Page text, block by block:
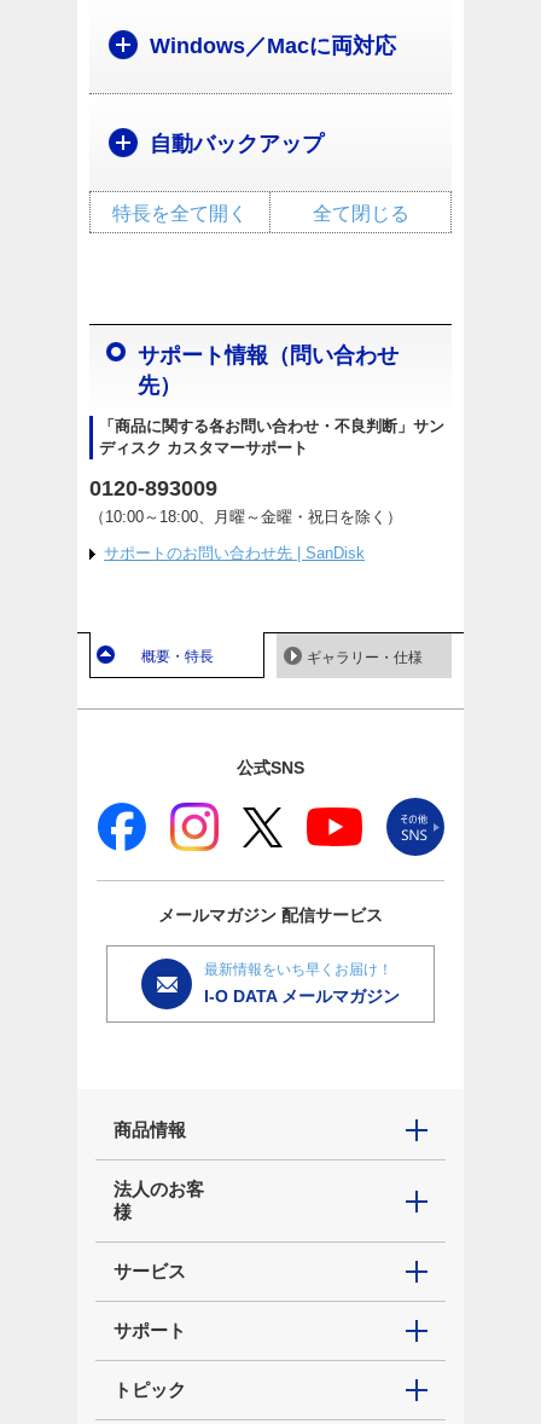
Windows／Macに両対応
自動バックアップ
全て閉じる
特長を全て開く
サポート情報（問い合わせ
先）
「商品に関する各お問い合わせ・不良判断」サン
ディスク カスタマーサポート
0120-893009
（10:00～18:00、月曜～金曜・祝日を除く）
サポートのお問い合わせ先 | SanDisk
概要・特長 ギャラリー・仕様
公式SNS
メールマガジン 配信サービス
最新情報をいち早くお届け！
I-O DATA メールマガジン
商品情報
法人のお客
様
サービス
サポート
トピック